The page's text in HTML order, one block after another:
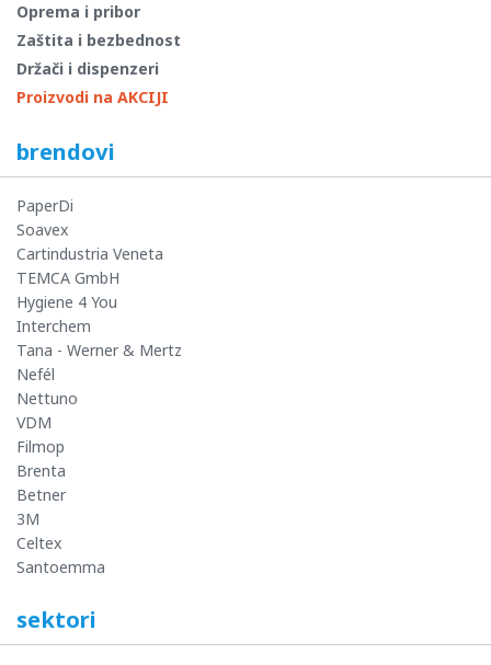
Oprema i pribor
Zaštita i bezbednost
Držači i dispenzeri
Proizvodi na AKCIJI
brendovi
PaperDi
Soavex
Cartindustria Veneta
TEMCA GmbH
Hygiene 4 You
Interchem
Tana - Werner & Mertz
Nefél
Nettuno
VDM
Filmop
Brenta
Betner
3M
Celtex
Santoemma
sektori